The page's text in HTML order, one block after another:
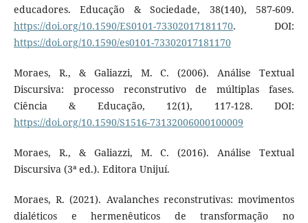
educadores. Educação & Sociedade, 38(140), 587-609.
https://doi.org/10.1590/ES0101-73302017181170. DOI:
https://doi.org/10.1590/es0101-73302017181170
Moraes, R., & Galiazzi, M. C. (2006). Análise Textual
Discursiva: processo reconstrutivo de múltiplas fases.
Ciência & Educação, 12(1), 117-128. DOI:
https://doi.org/10.1590/S1516-73132006000100009
Moraes, R., & Galiazzi, M. C. (2016). Análise Textual
Discursiva (3ª ed.). Editora Unijuí.
Moraes, R. (2021). Avalanches reconstrutivas: movimentos
dialéticos e hermenêuticos de transformação no